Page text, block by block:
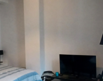
bien